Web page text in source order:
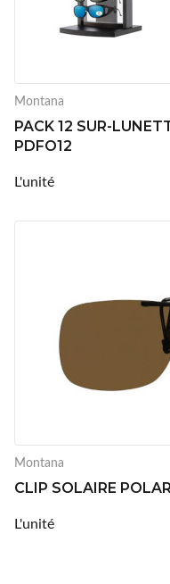
Montana
PACK 12 SUR-
PDFO12
L'unité
Montana
CLIP SOLAIRE
L'unité